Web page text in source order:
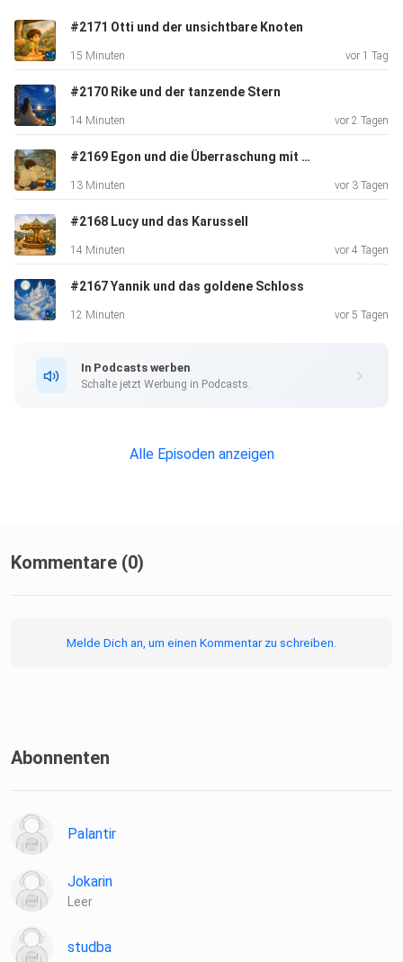
#2171 Otti und der unsichtbare Knoten
15 Minuten vor 1 Tag
#2170 Rike und der tanzende Stern
14 Minuten vor 2 Tagen
#2169 Egon und die Überraschung mit der Stupsnase
13 Minuten vor 3 Tagen
#2168 Lucy und das Karussell
14 Minuten vor 4 Tagen
#2167 Yannik und das goldene Schloss
12 Minuten vor 5 Tagen
In Podcasts werben
Schalte jetzt Werbung in Podcasts.
Alle Episoden anzeigen
Kommentare (0)
Melde Dich an, um einen Kommentar zu schreiben.
Abonnenten
Palantir
Jokarin
Leer
studba